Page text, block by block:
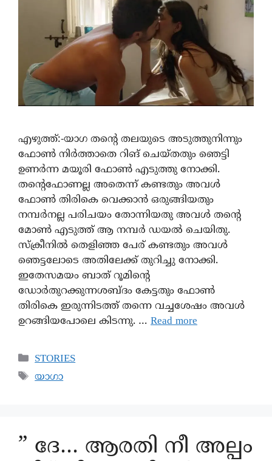
എഴുത്ത്:-യാഗ തന്റെ തലയുടെ അടുത്തുനിന്നും
ഫോൺ നിർത്താതെ റിങ് ചെയ്തതും ഞെട്ടി
ഉണർന്ന മയൂരി ഫോൺ എടുത്തു നോക്കി.
തന്റെഫോണല്ല അതെന്ന് കണ്ടതും അവൾ
ഫോൺ തിരികെ വെക്കാൻ ഒരുങ്ങിയതും
നമ്പർനല്ല പരിചയം തോന്നിയതു അവൾ തന്റെ
മോൺ എടുത്ത് ആ നമ്പർ ഡയൽ ചെയിതു.
സ്ക്രീനിൽ തെളിഞ്ഞ പേര് കണ്ടതും അവൾ
ഞെട്ടലോടെ അതിലേക്ക് തുറിച്ചു നോക്കി.
ഇതേസമയം ബാത് റൂമിന്റെ
ഡോർതുറക്കുന്നശബ്ദം കേട്ടതും ഫോൺ
തിരികെ ഇരുന്നിടത്ത് തന്നെ വച്ചശേഷം അവൾ
ഉറങ്ങിയപോലെ കിടന്നു. … Read more
STORIES
യാഗാ
” ദേ… ആരതി നീ അല്പം